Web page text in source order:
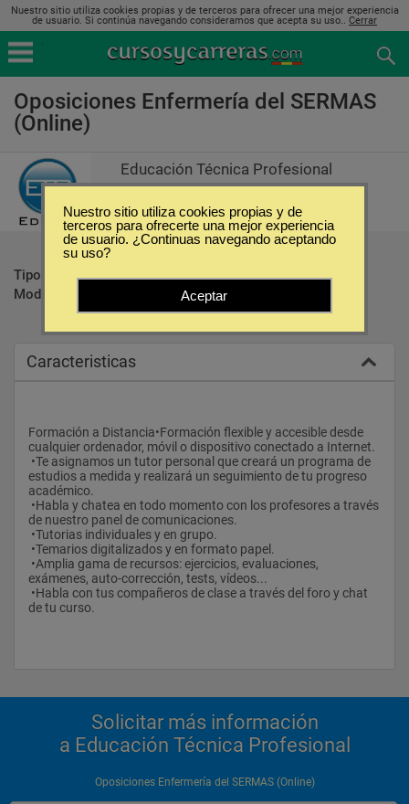
Nuestro sitio utiliza cookies propias y de terceros para ofrecer una mejor experiencia
de usuario. Si continúa navegando consideramos que acepta su uso.. Cerrar
Oposiciones Enfermería del SERMAS
(Online)
Educación Técnica Profesional
Tipo:
Oposiciones
Modalidad:
Caracteristicas
Formación a Distancia•Formación flexible y accesible desde
cualquier ordenador, móvil o dispositivo conectado a Internet.
estudios a medida y realizará un seguimiento de tu progreso
académico.
de nuestro panel de comunicaciones.
•Tutorias individuales y en grupo.
•Temarios digitalizados y en formato papel.
exámenes, auto-corrección, tests, vídeos...
de tu curso.
Solicitar más información
a Educación Técnica Profesional
Oposiciones Enfermería del SERMAS (Online)
Nuestro sitio utiliza cookies propias y de
terceros para ofrecerte una mejor experiencia
de usuario. ¿Continuas navegando aceptando
su uso?
Aceptar